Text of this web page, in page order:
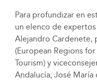
Para profundizar en
un elenco de
Alejandro Cardenete,
(European Regions
Tourism) y
Andalucía; José María